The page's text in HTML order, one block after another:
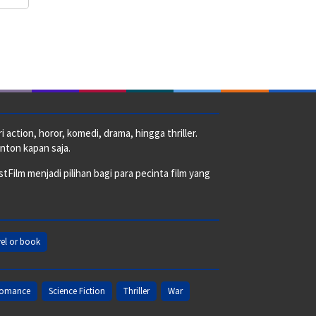
horor, komedi, drama, hingga thriller.
kapan saja.
menjadi pilihan bagi para pecinta film yang
or book
Science Fiction Thriller War